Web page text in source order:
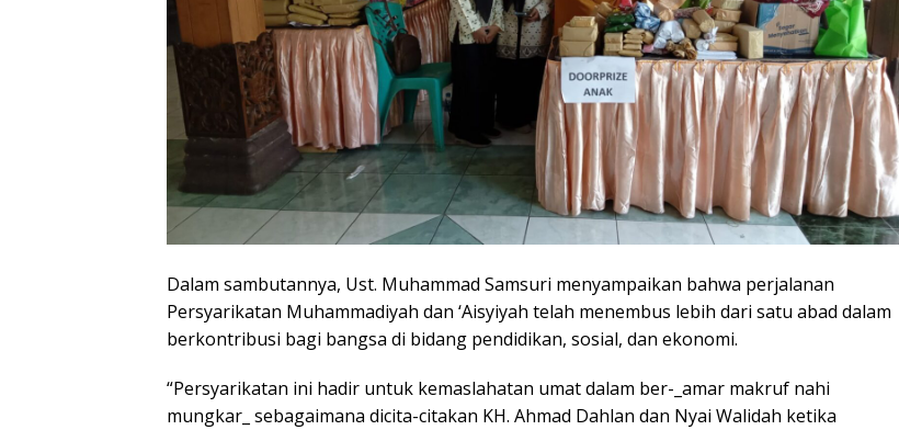
Dalam sambutannya, Ust. Muhammad Samsuri menyampaikan bahwa perjalanan
Persyarikatan Muhammadiyah dan ‘Aisyiyah telah menembus lebih dari satu abad dalam
berkontribusi bagi bangsa di bidang pendidikan, sosial, dan ekonomi.
“Persyarikatan ini hadir untuk kemaslahatan umat dalam ber-_amar makruf nahi
mungkar_ sebagaimana dicita-citakan KH. Ahmad Dahlan dan Nyai Walidah ketika